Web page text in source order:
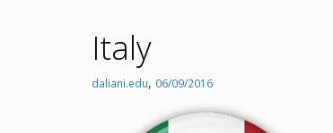
Italy
daliani.edu, 06/09/2016